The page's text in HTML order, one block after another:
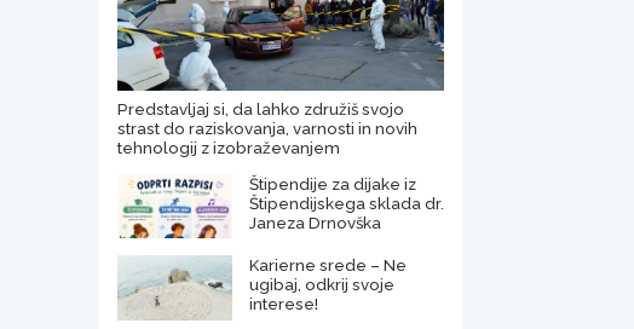
Predstavljaj si, da lahko združiš svojo
strast do raziskovanja, varnosti in novih
tehnologij z izobraževanjem
Štipendije za dijake iz
Štipendijskega sklada dr.
Janeza Drnovška
Karierne srede – Ne
ugibaj, odkrij svoje
interese!